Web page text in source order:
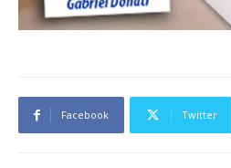
Facebook Twitter